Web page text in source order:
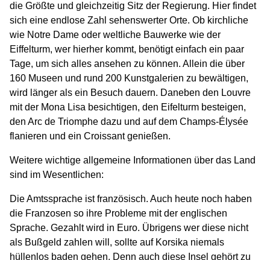
die Größte und gleichzeitig Sitz der Regierung. Hier findet
sich eine endlose Zahl sehenswerter Orte. Ob kirchliche
wie Notre Dame oder weltliche Bauwerke wie der
Eiffelturm, wer hierher kommt, benötigt einfach ein paar
Tage, um sich alles ansehen zu können. Allein die über
160 Museen und rund 200 Kunstgalerien zu bewältigen,
wird länger als ein Besuch dauern. Daneben den Louvre
mit der Mona Lisa besichtigen, den Eifelturm besteigen,
den Arc de Triomphe dazu und auf dem Champs-Élysée
flanieren und ein Croissant genießen.
Weitere wichtige allgemeine Informationen über das Land
sind im Wesentlichen:
Die Amtssprache ist französisch. Auch heute noch haben
die Franzosen so ihre Probleme mit der englischen
Sprache. Gezahlt wird in Euro. Übrigens wer diese nicht
als Bußgeld zahlen will, sollte auf Korsika niemals
hüllenlos baden gehen. Denn auch diese Insel gehört zu